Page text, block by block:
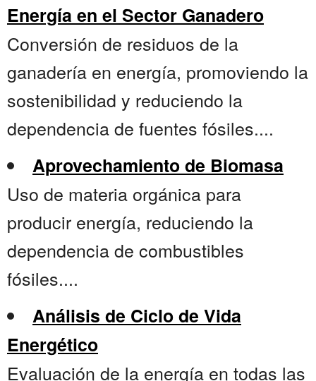
Energía en el Sector Ganadero
Conversión de residuos de la
ganadería en energía, promoviendo la
sostenibilidad y reduciendo la
dependencia de fuentes fósiles....
Aprovechamiento de Biomasa
Uso de materia orgánica para
producir energía, reduciendo la
dependencia de combustibles
fósiles....
Análisis de Ciclo de Vida
Energético
Evaluación de la energía en todas las